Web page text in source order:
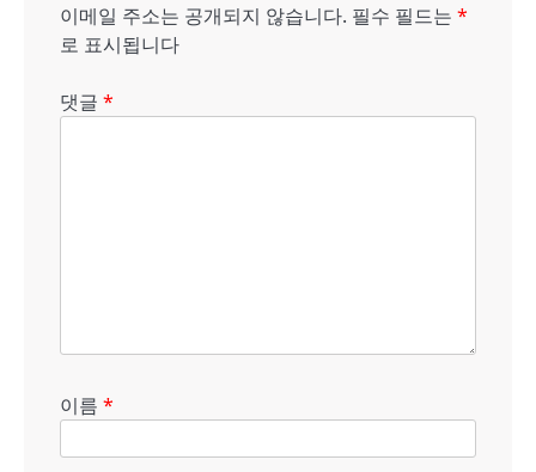
이메일 주소는 공개되지 않습니다. 필수 필드는 *
로 표시됩니다
댓글 *
이름 *